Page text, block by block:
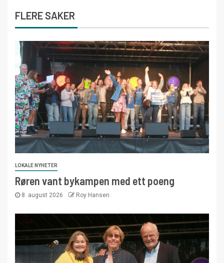
FLERE SAKER
LOKALE NYHETER
Røren vant bykampen med ett poeng
8. august 2026 Roy Hansen